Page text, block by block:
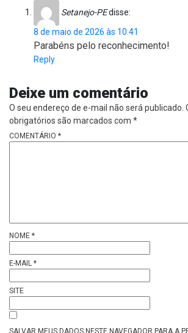
Setanejo-PEdisse:
8 de maio de 2026 às 10:41
Parabéns pelo reconhecimento!
Reply
Deixe um comentário
O seu endereço de e-mail não será publicado.
obrigatórios são marcados com *
COMENTÁRIO *
NOME *
E-MAIL *
SITE
SALVAR MEUS DADOS NESTE NAVEGADOR PARA A